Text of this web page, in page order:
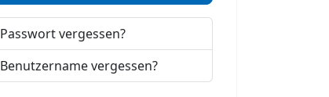
Passwort vergessen?
Benutzername vergessen?